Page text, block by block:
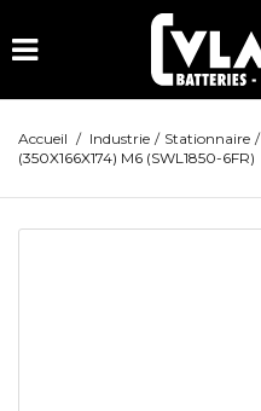
Accueil / Industrie / Stationnaire /
(350X166X174) M6 (SWL1850-6FR)